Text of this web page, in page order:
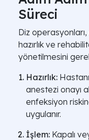
Süreci
Diz operasyonları,
hazırlık ve
yönetilmesini
Hazırlık:
anestezi onayı
enfeksiyon
uygulanır.
İşlem: Kapalı